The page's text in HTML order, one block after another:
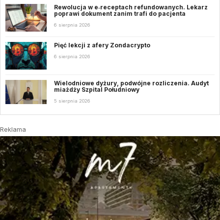
Rewolucja w e‑receptach refundowanych. Lekarz
poprawi dokument zanim trafi do pacjenta
6 sierpnia 2026
Pięć lekcji z afery Zondacrypto
6 sierpnia 2026
Wielodniowe dyżury, podwójne rozliczenia. Audyt
miażdży Szpital Południowy
5 sierpnia 2026
Reklama